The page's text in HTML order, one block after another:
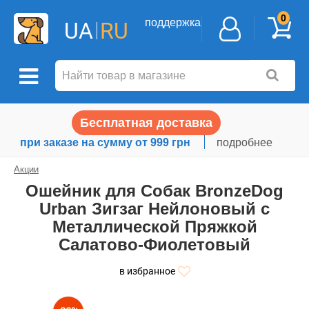
UA RU поддержка 0
Бесплатная доставка
при заказе на сумму от 999 грн подробнее
Акции
Ошейник для Собак BronzeDog
Urban Зигзаг Нейлоновый с
Металлической Пряжкой
Салатово-Фиолетовый
в избранное